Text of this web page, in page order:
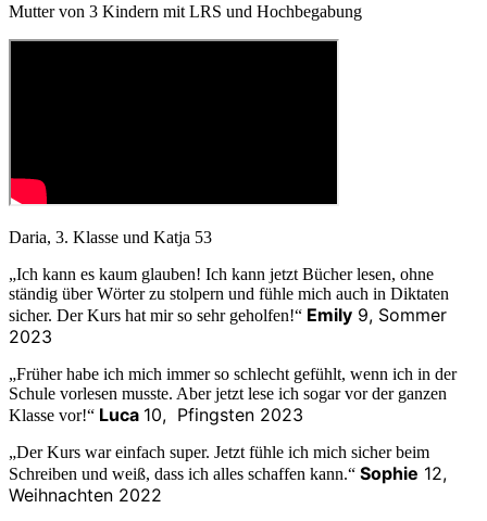
Mutter von 3 Kindern mit LRS und Hochbegabung
Daria, 3. Klasse und Katja 53
„Ich kann es kaum glauben! Ich kann jetzt Bücher lesen, ohne
ständig über Wörter zu stolpern und fühle mich auch in Diktaten
sicher. Der Kurs hat mir so sehr geholfen!“ Emily 9, Sommer
2023
„Früher habe ich mich immer so schlecht gefühlt, wenn ich in der
Schule vorlesen musste. Aber jetzt lese ich sogar vor der ganzen
Klasse vor!“ Luca 10, Pfingsten 2023
„Der Kurs war einfach super. Jetzt fühle ich mich sicher beim
Schreiben und weiß, dass ich alles schaffen kann.“ Sophie 12,
Weihnachten 2022